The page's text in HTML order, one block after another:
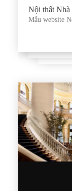
Nội thất Nhà
Mẫu website